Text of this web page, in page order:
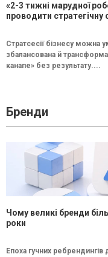
«2-3 тижні марудної
проводити стратегічну
Стратсесії бізнесу можна
збалансована й
канапе» без результату....
Бренди
Чому великі бренди
роки
Епоха гучних